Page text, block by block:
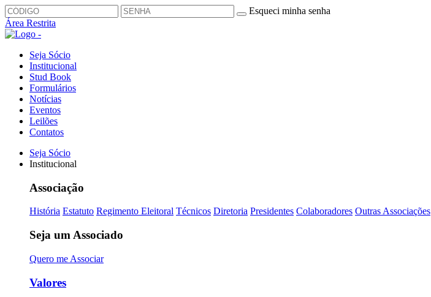
Esqueci minha senha
Área Restrita
Seja Sócio
Institucional
Stud Book
Formulários
Notícias
Eventos
Leilões
Contatos
Seja Sócio
Institucional
Associação
História Estatuto Regimento Eleitoral Técnicos Diretoria Presidentes Colaboradores Outras Associações
Seja um Associado
Quero me Associar
Valores